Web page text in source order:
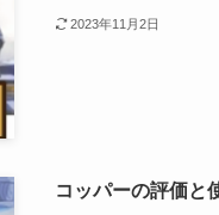
2023年11月2日
コッパーの評価と